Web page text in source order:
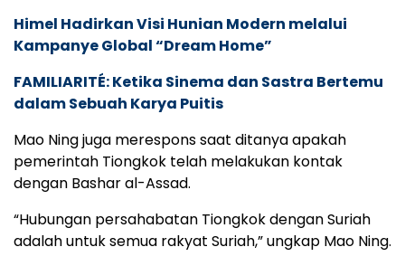
Himel Hadirkan Visi Hunian Modern melalui
Kampanye Global “Dream Home”
FAMILIARITÉ: Ketika Sinema dan Sastra Bertemu
dalam Sebuah Karya Puitis
Mao Ning juga merespons saat ditanya apakah
pemerintah Tiongkok telah melakukan kontak
dengan Bashar al-Assad.
“Hubungan persahabatan Tiongkok dengan Suriah
adalah untuk semua rakyat Suriah,” ungkap Mao Ning.